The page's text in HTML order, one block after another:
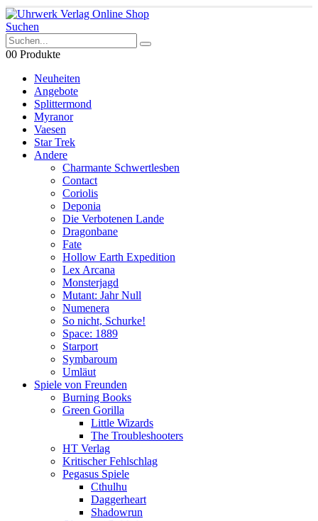
Suchen
00 Produkte
Neuheiten
Angebote
Splittermond
Myranor
Vaesen
Star Trek
Andere
Charmante Schwertlesben
Contact
Coriolis
Deponia
Die Verbotenen Lande
Dragonbane
Fate
Hollow Earth Expedition
Lex Arcana
Monsterjagd
Mutant: Jahr Null
Numenera
So nicht, Schurke!
Space: 1889
Starport
Symbaroum
Umläut
Spiele von Freunden
Burning Books
Green Gorilla
Little Wizards
The Troubleshooters
HT Verlag
Kritischer Fehlschlag
Pegasus Spiele
Cthulhu
Daggerheart
Shadowrun